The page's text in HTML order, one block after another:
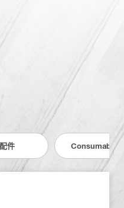
配件 Consumables